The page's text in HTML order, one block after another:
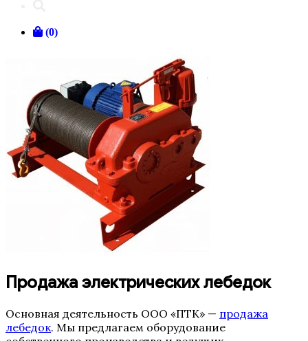
(0)
Продажа электрических лебедок
Основная деятельность ООО «ПТК» — продажа
лебедок. Мы предлагаем оборудование